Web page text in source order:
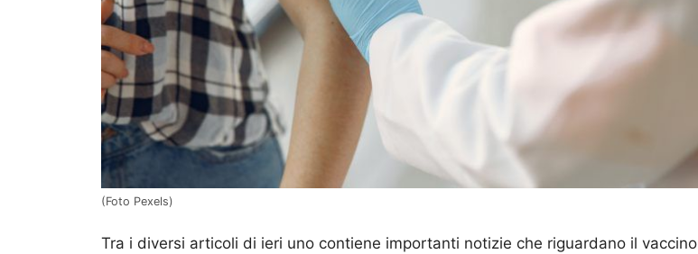
(Foto Pexels)
Tra i diversi articoli di ieri uno contiene importanti notizie che riguardano il vaccino